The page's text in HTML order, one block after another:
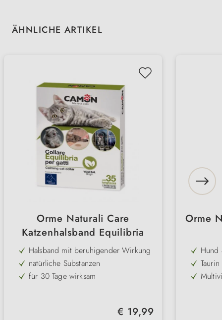
Produktgalerie überspringen
ÄHNLICHE ARTIKEL
Orme Naturali Care
Katzenhalsband Equilibria
Halsband mit beruhigender Wirkung
natürliche Substanzen
für 30 Tage wirksam
Regulärer Preis:
€ 19,99
Orme
Hund
Taurin